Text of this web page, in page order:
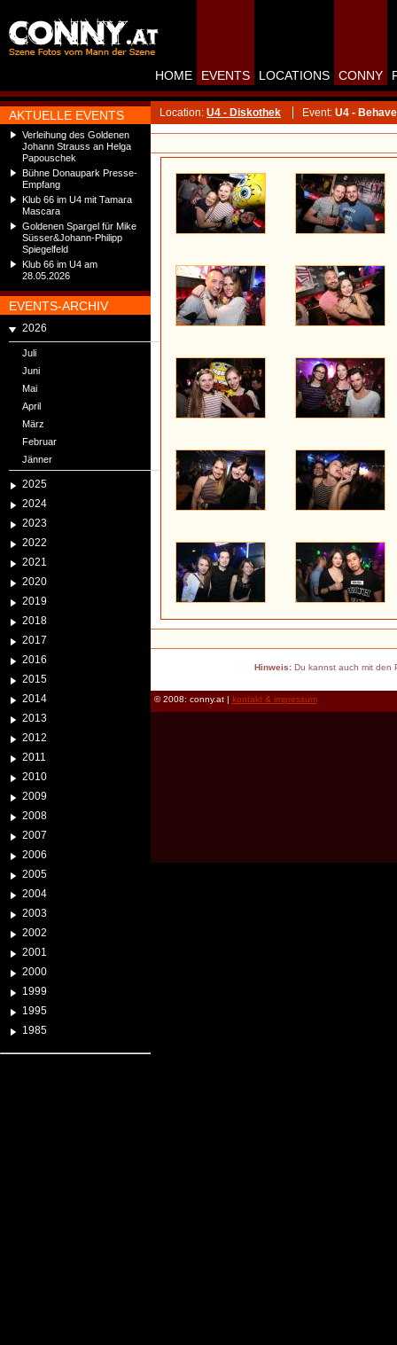
AKTUELLE EVENTS
Verleihung des Goldenen
Johann Strauss an Helga
Papouschek
Bühne Donaupark Presse-
Empfang
Klub 66 im U4 mit Tamara
Mascara
Goldenen Spargel für Mike
Süsser&Johann-Philipp
Spiegelfeld
Klub 66 im U4 am
28.05.2026
EVENTS-ARCHIV
2026
Juli
Juni
Mai
April
März
Februar
Jänner
2025
2024
2023
2022
2021
2020
2019
2018
2017
2016
2015
2014
2013
2012
2011
2010
2009
2008
2007
2006
2005
2004
2003
2002
2001
2000
1999
1995
1985
HOME EVENTS LOCATIONS CONNY
Location: U4 - Diskothek Event: U4 - Behave
Hinweis:Du kannst auch mit den
© 2008: conny.at | kontakt & impressum